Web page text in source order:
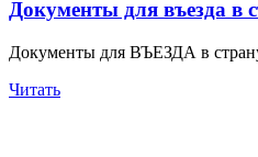
Документы для въезда в
Документы для ВЪЕЗДА в
Читать